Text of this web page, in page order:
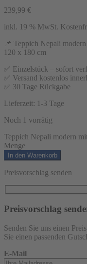
239,99 €
inkl. 19 % MwSt.
📌 Teppich Nepali
120 x 180 cm
✅ Einzelstück – sofort
✅ Versand kostenlos
✅ 30 Tage Rückgabe
Lieferzeit: 1-3 Tage
Noch 1 vorrätig
Teppich Nepali modern
Menge
In den Warenkorb
Preisvorschlag senden
Preisvorschlag
Senden Sie uns einen
Sie einen passenden
E-Mail